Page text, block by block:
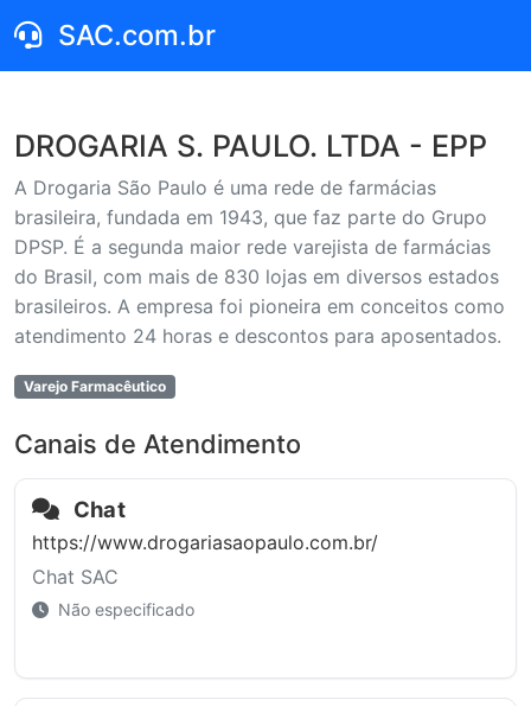
SAC.com.br
DROGARIA S. PAULO. LTDA - EPP
A Drogaria São Paulo é uma rede de farmácias
brasileira, fundada em 1943, que faz parte do Grupo
DPSP. É a segunda maior rede varejista de farmácias
do Brasil, com mais de 830 lojas em diversos estados
brasileiros. A empresa foi pioneira em conceitos como
atendimento 24 horas e descontos para aposentados.
Varejo Farmacêutico
Canais de Atendimento
Chat
https://www.drogariasaopaulo.com.br/
Chat SAC
Não especificado